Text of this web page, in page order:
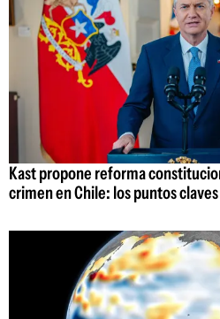
Kast propone reforma
crimen en Chile: los puntos